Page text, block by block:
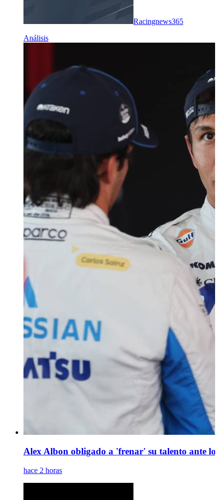
Racingnews365
Análisis
Alex Albon obligado a 'frenar' su talento ante
hace 2 horas